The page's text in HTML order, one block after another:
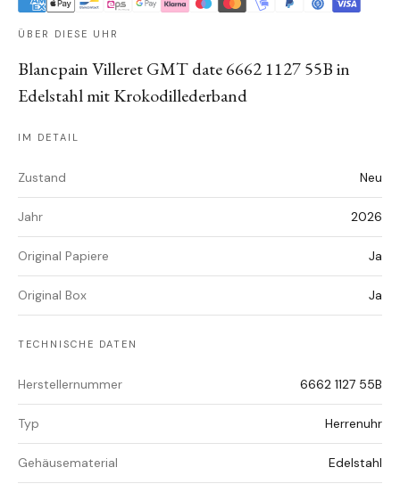
ÜBER DIESE UHR
Blancpain Villeret GMT date 6662 1127 55B in
Edelstahl mit Krokodillederband
IM DETAIL
Zustand Neu
Jahr 2026
Original Papiere Ja
Original Box Ja
TECHNISCHE DATEN
Herstellernummer 6662 1127 55B
Typ Herrenuhr
Gehäusematerial Edelstahl